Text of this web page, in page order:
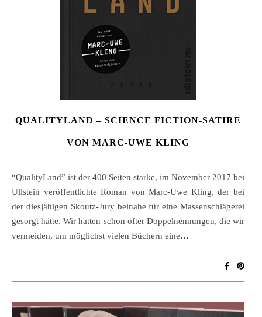
QUALITYLAND – SCIENCE FICTION-SATIRE
VON MARC-UWE KLING
“QualityLand” ist der 400 Seiten starke, im November 2017 bei
Ullstein veröffentlichte Roman von Marc-Uwe Kling, der bei
der diesjähigen Skoutz-Jury beinahe für eine Massenschlägerei
gesorgt hätte. Wir hatten schon öfter Doppelnennungen, die wir
vermeiden, um möglichst vielen Büchern eine…